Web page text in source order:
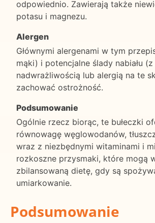
odpowiednio. Zawierają także
potasu i magnezu.
Alergen
Głównymi alergenami w tym
mąki) i potencjalne ślady nabiału
nadwrażliwością lub alergią na te
zachować ostrożność.
Podsumowanie
Ogólnie rzecz biorąc, te bułeczki
równowagę węglowodanów,
wraz z niezbędnymi witaminami i
rozkoszne przysmaki, które mogą
zbilansowaną dietę, gdy są
umiarkowanie.
Podsumowanie